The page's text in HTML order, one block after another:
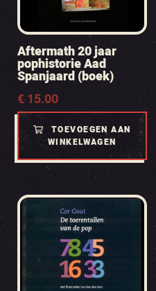
Aftermath 20 jaar
pophistorie Aad
Spanjaard (boek)
€15.00
TOEVOEGEN AAN
WINKELWAGEN